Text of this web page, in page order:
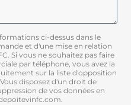
ci-dessus dans le
et d'une mise en relation
Si vous ne souhaitez pas faire
par téléphone, vous avez la
sur la liste d'opposition
disposez d'un droit de
de vos données en